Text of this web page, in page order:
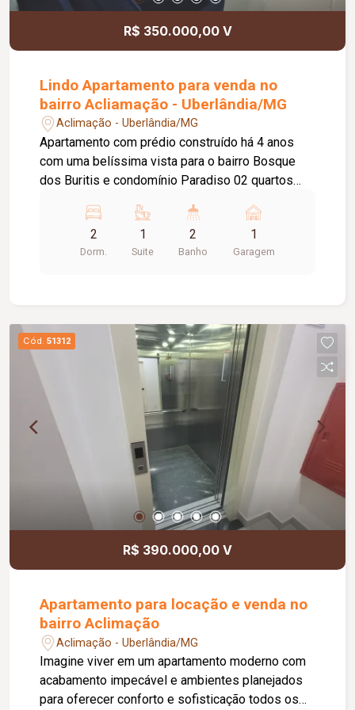
R$ 350.000,00 V
Lindo Apartamento para venda no
bairro Acliamação - Uberlândia/MG
Aclimação - Uberlândia/MG
Apartamento com prédio construído há 4 anos
com uma belíssima vista para o bairro Bosque
dos Buritis e condomínio Paradiso 02 quartos
(escritório); Cozinha estilo americana; Sala e
copa; Lavanderia ampla com boa circulação de ar;
Sacada com área gourmet (ponto de gás na
subsolo, reservada da entrada. Prédio conta com
1 elevador, área de academia e churrasqueira,
portaria em horário comercial.
2
Dorm.
1
Suite
2
Banho
1
Garagem
Cód. 51312
R$ 390.000,00 V
Apartamento para locação e venda no
bairro Aclimação
Aclimação - Uberlândia/MG
Imagine viver em um apartamento moderno com
acabamento impecável e ambientes planejados
para oferecer conforto e sofisticação todos os